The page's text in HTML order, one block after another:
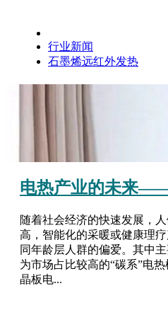
行业新闻
石墨烯远红外发热
电热产业的未来
随着社会经济的快速发展，
高，智能化的采暖或健康理
同年龄层人群的偏爱。其中
为市场占比较高的“碳系”电
晶板电...